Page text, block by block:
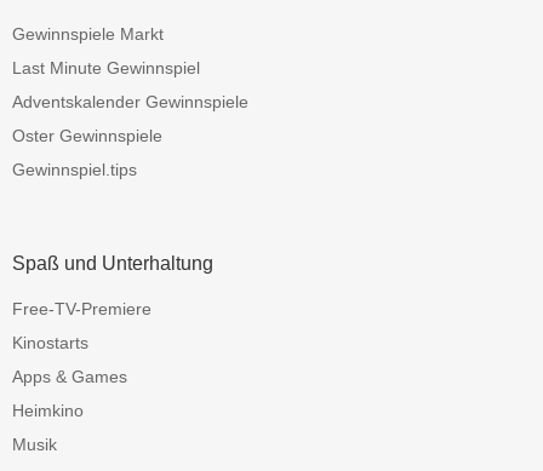
Gewinnspiele Markt
Last Minute Gewinnspiel
Adventskalender Gewinnspiele
Oster Gewinnspiele
Gewinnspiel.tips
Spaß und Unterhaltung
Free-TV-Premiere
Kinostarts
Apps & Games
Heimkino
Musik